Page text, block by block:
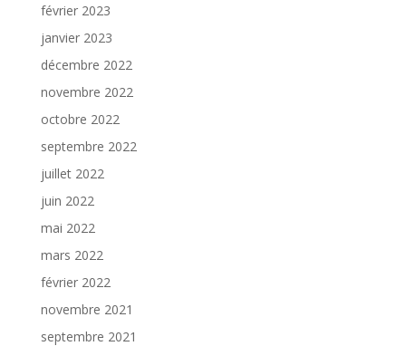
février 2023
janvier 2023
décembre 2022
novembre 2022
octobre 2022
septembre 2022
juillet 2022
juin 2022
mai 2022
mars 2022
février 2022
novembre 2021
septembre 2021